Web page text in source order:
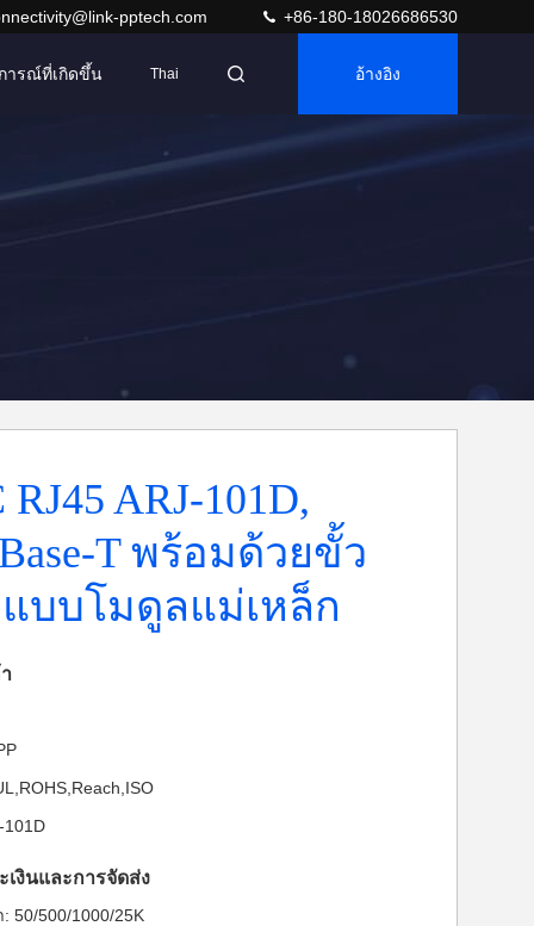
pptech.com +86-180-18026686530
ารณ์ที่เกิดขึ้น Thai อ้างอิง
ARJ-101D,
T พร้อมด้วยขั้ว
บบโมดูลแม่เหล็ก
เงินและการจัดส่ง
50/500/1000/25K